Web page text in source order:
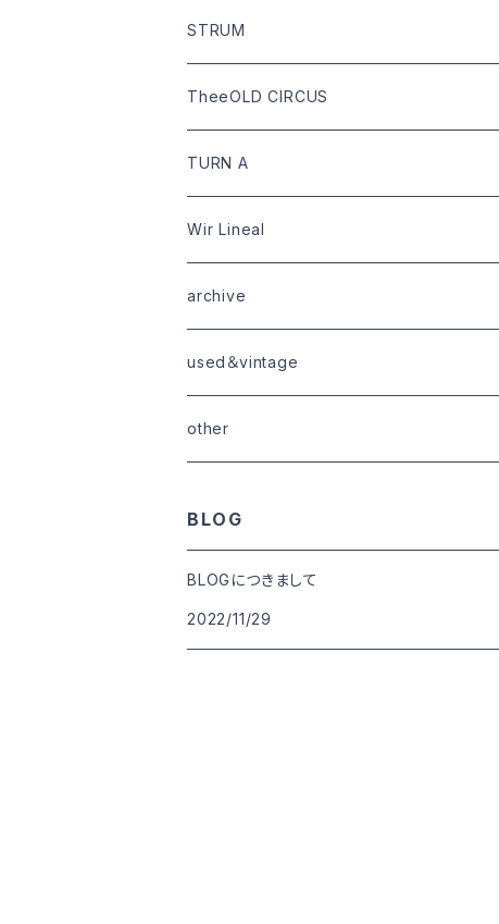
bottoms
goods
limited
shoes
bag
goods
leather
outer
tops
bottoms
goods
shoes
shoes
STRUM
leather
outer
tops
bottoms
boots・sneaker
goods
TheeOLD CIRCUS
leather
tops
outer
tops
bottoms
boots
TURN A
Wir Lineal
outer
tops
tops
bottoms
archive
used＆vintage
other
BLOG
BLOGにつきまして
2022/11/29